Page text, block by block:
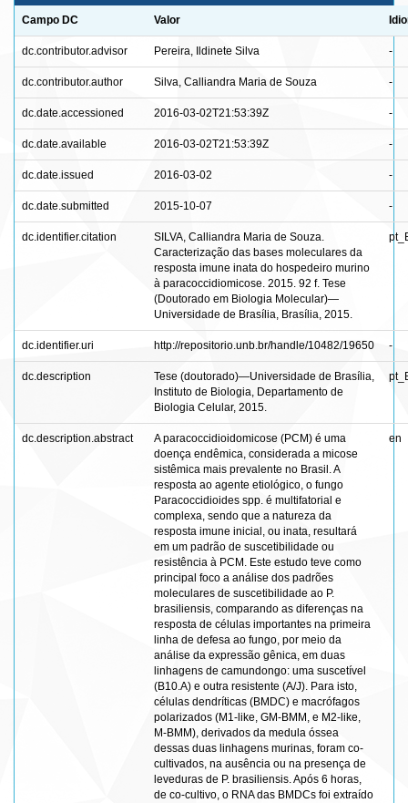
Campo DC Valor
dc.contributor.advisor Pereira, Ildinete Silva -
dc.contributor.author Silva, Calliandra Maria de Souza -
dc.date.accessioned 2016-03-02T21:53:39Z -
dc.date.available 2016-03-02T21:53:39Z -
dc.date.issued 2016-03-02 -
dc.date.submitted 2015-10-07 -
dc.identifier.citation
SILVA, Calliandra Maria de Souza.
Caracterização das bases moleculares da
resposta imune inata do hospedeiro murino
à paracoccidiomicose. 2015. 92 f. Tese
(Doutorado em Biologia Molecular)—
Universidade de Brasília, Brasília, 2015.
dc.identifier.uri http://repositorio.unb.br/handle/10482/19650 -
dc.description
Tese (doutorado)—Universidade de Brasília,
Instituto de Biologia, Departamento de
Biologia Celular, 2015.
dc.description.abstract
A paracoccidioidomicose (PCM) é uma
doença endêmica, considerada a micose
sistêmica mais prevalente no Brasil. A
resposta ao agente etiológico, o fungo
Paracoccidioides spp. é multifatorial e
complexa, sendo que a natureza da
resposta imune inicial, ou inata, resultará
em um padrão de suscetibilidade ou
resistência à PCM. Este estudo teve como
principal foco a análise dos padrões
moleculares de suscetibilidade ao P.
brasiliensis, comparando as diferenças na
resposta de células importantes na primeira
linha de defesa ao fungo, por meio da
análise da expressão gênica, em duas
linhagens de camundongo: uma suscetível
(B10.A) e outra resistente (A/J). Para isto,
células dendríticas (BMDC) e macrófagos
polarizados (M1-like, GM-BMM, e M2-like,
M-BMM), derivados da medula óssea
dessas duas linhagens murinas, foram co-
cultivados, na ausência ou na presença de
leveduras de P. brasiliensis. Após 6 horas,
de co-cultivo, o RNA das BMDCs foi extraído
en